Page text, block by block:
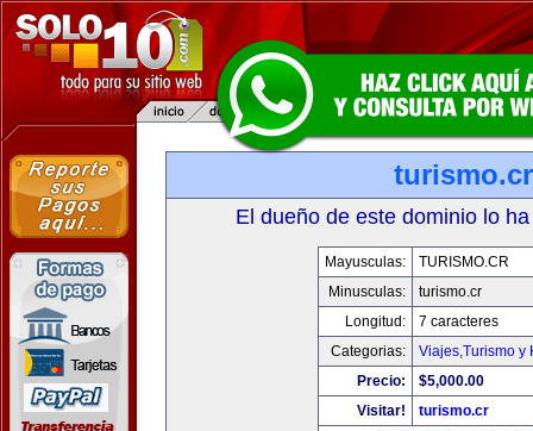
turismo.cr
El dueño de este dominio lo
Mayusculas:
TURISMO.CR
Minusculas:
turismo.cr
Longitud:
7 caracteres
Categorias:
Viajes,Turismo y
Precio:
$5,000.00
Visitar!
turismo.cr